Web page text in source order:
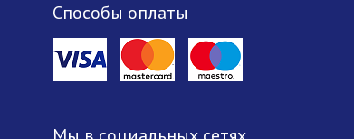
Способы оплаты